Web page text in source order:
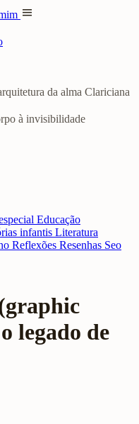
menu
da alma Clariciana
à invisibilidade
Educação
infantis Literatura
Reflexões Resenhas Seo
legado de